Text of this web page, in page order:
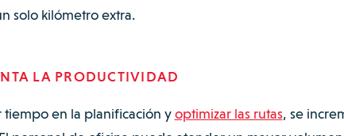
solo kilómetro extra.
LA PRODUCTIVIDAD
tiempo en la planificación yoptimizar las rutas, se